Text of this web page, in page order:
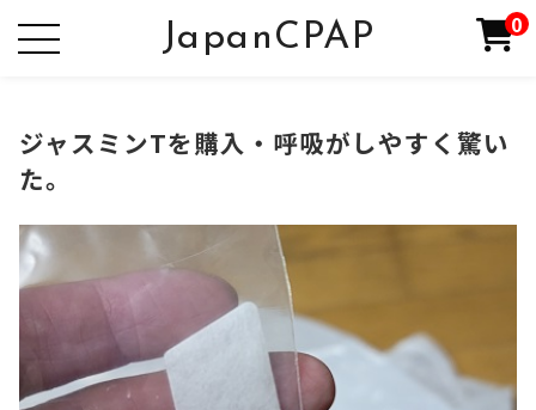
JapanCPAP 0
ジャスミンTを購入・呼吸がしやすく驚い
た。